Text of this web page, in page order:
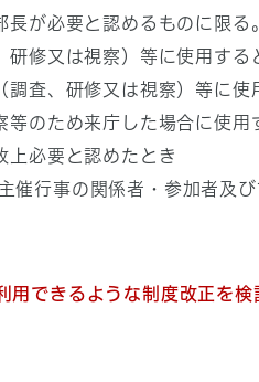
が必要と認めるものに限る
修又は視察）等に使用する
査、研修又は視察）等に使
のため来庁した場合に使用
必要と認めたとき
行事の関係者・参加者及び
できるような制度改正を検